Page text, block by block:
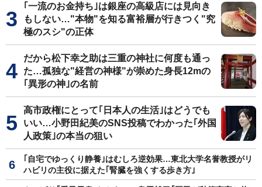
｢一流のお金持ち｣は銀座の高級店には見向き
もしない…"本物"を知る富裕層が行きつく"究
極のスシ"の正体
だから松下幸之助は三重の神社に何度も通っ
た…孤独な"経営の神様"が崇めた身長12mの
｢異形の神｣の名前
高市政権にとって｢日本人の生活｣はどうでも
いい…小野田紀美のSNS投稿でわかった｢外国
人政策｣の本当の狙い
｢自宅でゆっくり静養｣はむしろ逆効果…東北大学名誉教授がリ
ハビリの主役に据えた｢腎臓を強くする歩き方｣